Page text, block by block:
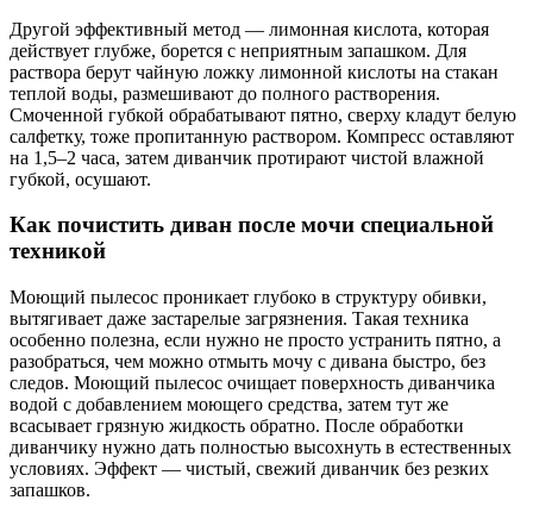
Другой эффективный метод — лимонная кислота, которая
действует глубже, борется с неприятным запашком. Для
раствора берут чайную ложку лимонной кислоты на стакан
теплой воды, размешивают до полного растворения.
Смоченной губкой обрабатывают пятно, сверху кладут белую
салфетку, тоже пропитанную раствором. Компресс оставляют
на 1,5–2 часа, затем диванчик протирают чистой влажной
губкой, осушают.
Как почистить диван после мочи специальной
техникой
Моющий пылесос проникает глубоко в структуру обивки,
вытягивает даже застарелые загрязнения. Такая техника
особенно полезна, если нужно не просто устранить пятно, а
разобраться, чем можно отмыть мочу с дивана быстро, без
следов. Моющий пылесос очищает поверхность диванчика
водой с добавлением моющего средства, затем тут же
всасывает грязную жидкость обратно. После обработки
диванчику нужно дать полностью высохнуть в естественных
условиях. Эффект — чистый, свежий диванчик без резких
запашков.